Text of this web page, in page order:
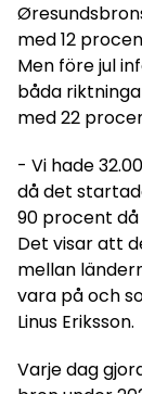
med 12
Men före jul
båda
med 22
- Vi hade
då det
90 procent
Det visar att
mellan
vara på och
Linus Eriksson.
Varje dag